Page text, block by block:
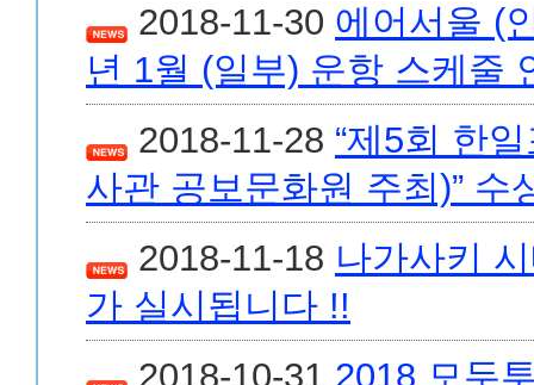
2018-11-30 에어서울 (
년 1월 (일부) 운항 스케줄
2018-11-28 “제5회 한
사관 공보문화원 주최)”
2018-11-18 나가사키
가 실시됩니다 !!
2018-10-31 2018 모두